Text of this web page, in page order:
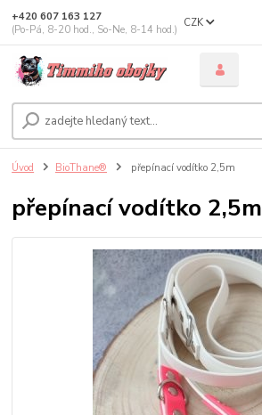
CZK
+420 607 163 127
(Po-Pá, 8-20 hod., So-Ne, 8-14 hod.)
Úvod BioThane® přepínací vodítko 2,5m
přepínací vodítko 2,5m